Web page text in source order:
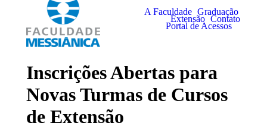
A Faculdade Graduação
Extensão Contato
Portal de Acessos
Inscrições Abertas para
Novas Turmas de Cursos
de Extensão